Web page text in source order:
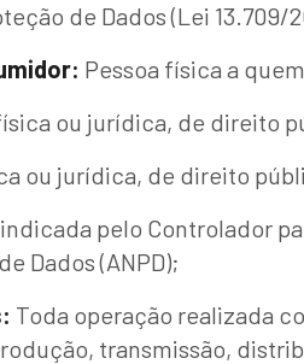
de Dados (Lei 13.709/
Pessoa física a
ou jurídica, de direito
ou jurídica, de direito
pelo Controlador
Dados (ANPD);
Toda operação realizada
transmissão,